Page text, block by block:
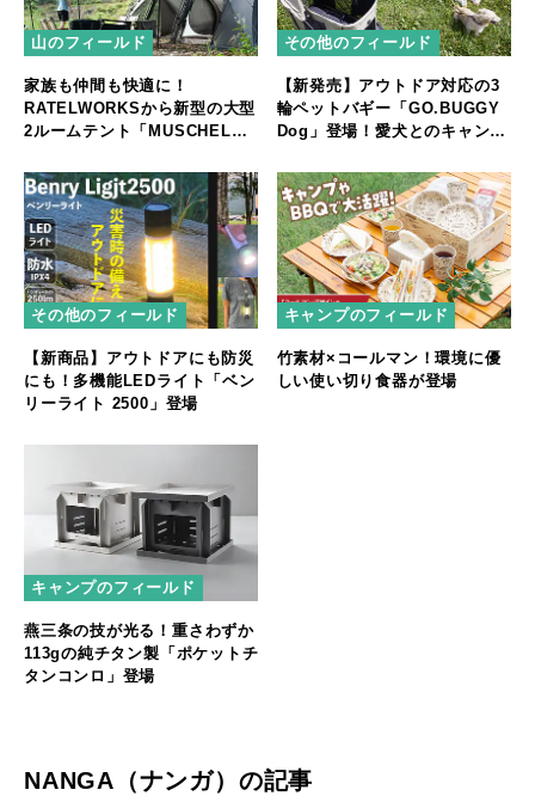
山のフィールド
家族も仲間も快適に！
RATELWORKSから新型の大型
2ルームテント「MUSCHEL」
その他のフィールド
【新発売】アウトドア対応の3
輪ペットバギー「GO.BUGGY
Dog」登場！愛犬とのキャンプ
その他のフィールド
【新商品】アウトドアにも防災
にも！多機能LEDライト「ベン
リーライト 2500」登場
キャンプのフィールド
竹素材×コールマン！環境に優
しい使い切り食器が登場
キャンプのフィールド
燕三条の技が光る！重さわずか
113gの純チタン製「ポケットチ
タンコンロ」登場
NANGA（ナンガ）の記事